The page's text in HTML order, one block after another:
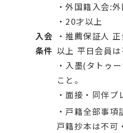
入会
条件
・外国籍入会:
・20才以上
・推薦保証人
以上 平日会員
・入墨(タトゥ
こと。
・面接・同伴プ
・戸籍全部事
戸籍抄本は不可